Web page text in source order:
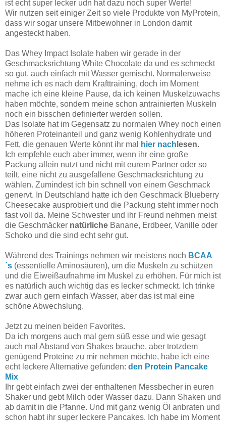
ist echt super lecker udn hat dazu noch super Werte!
Wir nutzen seit einiger Zeit so viele Produkte von MyProtein,
dass wir sogar unsere Mitbewohner in London damit
angesteckt haben.
Das Whey Impact Isolate haben wir gerade in der
Geschmacksrichtung White Chocolate da und es schmeckt
so gut, auch einfach mit Wasser gemischt. Normalerweise
nehme ich es nach dem Krafttraining, doch im Moment
mache ich eine kleine Pause, da ich keinen Muskelzuwachs
haben möchte, sondern meine schon antrainierten Muskeln
noch ein bisschen definierter werden sollen.
Das Isolate hat im Gegensatz zu normalen Whey noch einen
höheren Proteinanteil und ganz wenig Kohlenhydrate und
Fett, die genauen Werte könnt ihr mal
hier nachl esen.
Ich empfehle euch aber immer, wenn ihr eine große
Packung allein nutzt und nicht mit eurem Partner oder so
teilt, eine nicht zu ausgefallene Geschmacksrichtung zu
wählen. Zumindest ich bin schnell von einem Geschmack
genervt. In Deutschland hatte ich den Geschmack Blueberry
Cheesecake ausprobiert und die Packung steht immer noch
fast voll da. Meine Schwester und ihr Freund nehmen meist
die Geschmäcker natürliche Banane, Erdbeer, Vanille oder
Schoko und die sind echt sehr gut.
Während des Trainings nehmen wir meistens noch BCAA
´s (essentielle Aminosäuren), um die Muskeln zu schützen
und die Eiweißaufnahme im Muskel zu erhöhen. Für mich ist
es natürlich auch wichtig das es lecker schmeckt. Ich trinke
zwar auch gern einfach Wasser, aber das ist mal eine
schöne Abwechslung.
Jetzt zu meinen beiden Favorites.
Da ich morgens auch mal gern süß esse und wie gesagt
auch mal Abstand von Shakes brauche, aber trotzdem
genügend Proteine zu mir nehmen möchte, habe ich eine
echt leckere Alternative gefunden: den Protein Pancake
Mix
Ihr gebt einfach zwei der enthaltenen Messbecher in euren
Shaker und gebt Milch oder Wasser dazu. Dann Shaken und
ab damit in die Pfanne. Und mit ganz wenig Öl anbraten und
schon habt ihr super leckere Pancakes. Ich habe im Moment